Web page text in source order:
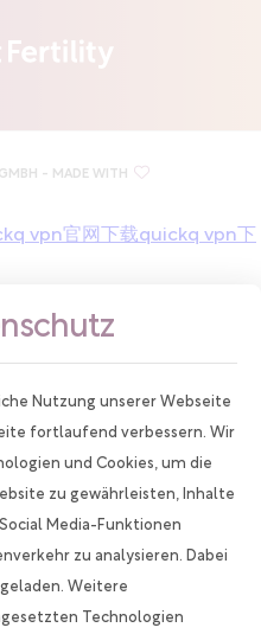
Absprache. Wir haben im
2 Stunden und 24 Minuten
- MADE WITH
vpn官网下载quickq vpn下
Nutzung unserer Webseite
fortlaufend verbessern. Wir
und Cookies, um die
zu gewährleisten, Inhalte
Media-Funktionen
zu analysieren. Dabei
Weitere
Technologien